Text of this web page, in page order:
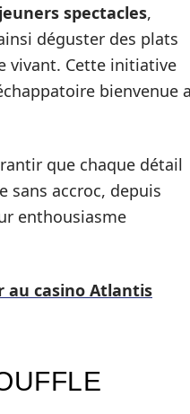
spectacles,
déguster des plats
vivant. Cette initiative
bienvenue
que chaque détail
sans accroc, depuis
enthousiasme
au casino Atlantis